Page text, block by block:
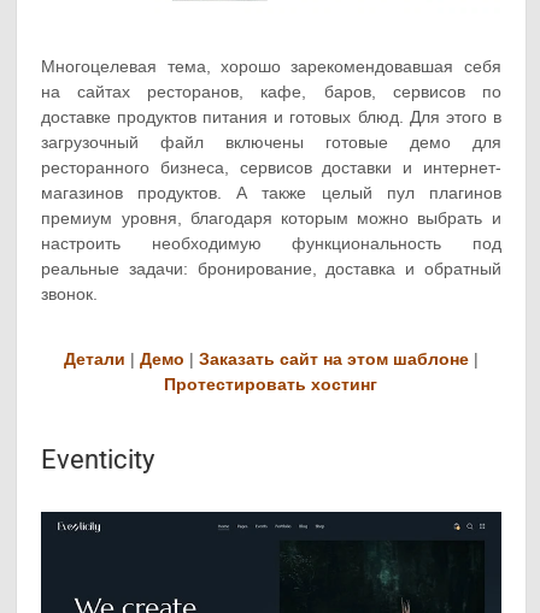
Многоцелевая тема, хорошо зарекомендовавшая себя
на сайтах ресторанов, кафе, баров, сервисов по
доставке продуктов питания и готовых блюд. Для этого в
загрузочный файл включены готовые демо для
ресторанного бизнеса, сервисов доставки и интернет-
магазинов продуктов. А также целый пул плагинов
премиум уровня, благодаря которым можно выбрать и
настроить необходимую функциональность под
реальные задачи: бронирование, доставка и обратный
звонок.
Детали | Демо | Заказать сайт на этом шаблоне|
Протестировать хостинг
Eventicity